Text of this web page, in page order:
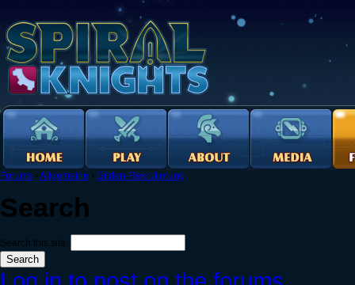
Forums › Allgemeine › Gilden-Rekrutierung
Search
Search this site: